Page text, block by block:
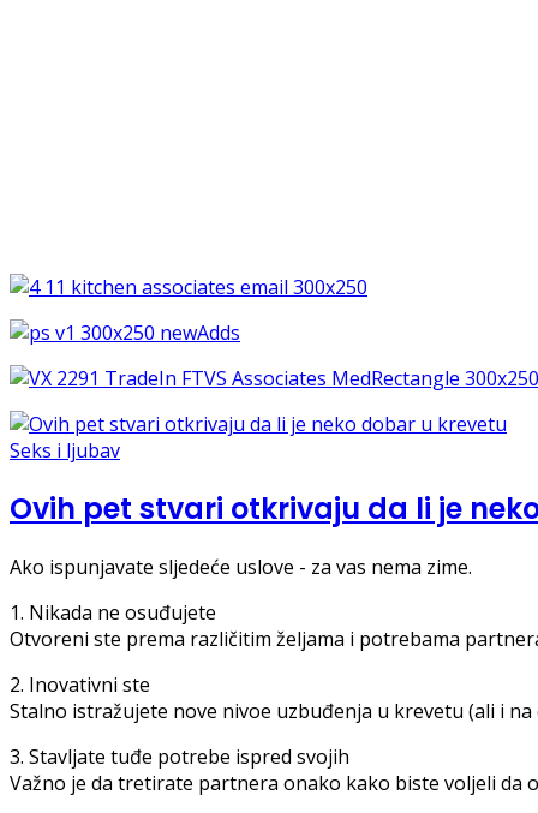
Seks i ljubav
Ovih pet stvari otkrivaju da li je
Ako ispunjavate sljedeće uslove - za vas nema zime.
1. Nikada ne osuđujete
Otvoreni ste prema različitim željama i potrebama
2. Inovativni ste
Stalno istražujete nove nivoe uzbuđenja u krevetu (ali i
3. Stavljate tuđe potrebe ispred svojih
Važno je da tretirate partnera onako kako biste voljeli da